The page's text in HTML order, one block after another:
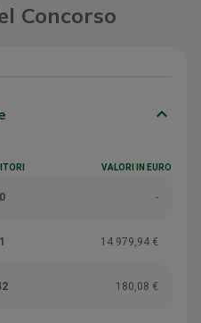
Concorso
keyboard_arrow_down
VALORI IN EURO
0 -
1 14.979,94 €
180,08 €